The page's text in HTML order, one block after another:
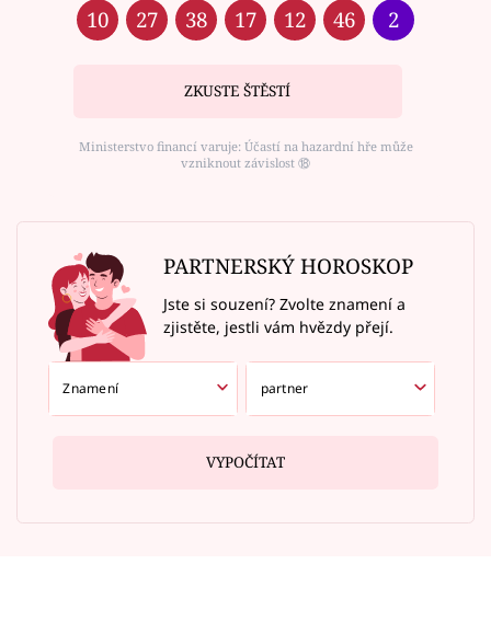
10 27 38 17 12 46 2
ZKUSTE ŠTĚSTÍ
Ministerstvo financí varuje: Účastí na hazardní hře může
vzniknout závislost ⑱
PARTNERSKÝ HOROSKOP
Jste si souzení? Zvolte znamení a
zjistěte, jestli vám hvězdy přejí.
VYPOČÍTAT